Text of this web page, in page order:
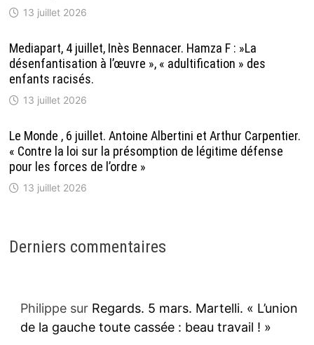
13 juillet 2026
Mediapart, 4 juillet, Inès Bennacer. Hamza F : »La
désenfantisation à l’œuvre », « adultification » des
enfants racisés.
13 juillet 2026
Le Monde , 6 juillet. Antoine Albertini et Arthur Carpentier.
« Contre la loi sur la présomption de légitime défense
pour les forces de l’ordre »
13 juillet 2026
Derniers commentaires
Philippesur Regards. 5 mars. Martelli. « L’union
de la gauche toute cassée : beau travail ! »